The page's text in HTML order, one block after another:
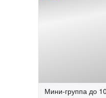
Мини-группа до